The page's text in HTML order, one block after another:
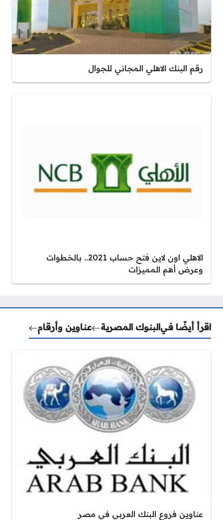
رقم البنك الاهلي المجاني للجوال
الاهلي اون لاين فتح حساب 2021.. بالخطوات
وعرض أهم المميزات
اقرأ أيضًا فيالبنوك المصرية عناوين وأرقام
عناوين فروع البنك العربي في مصر